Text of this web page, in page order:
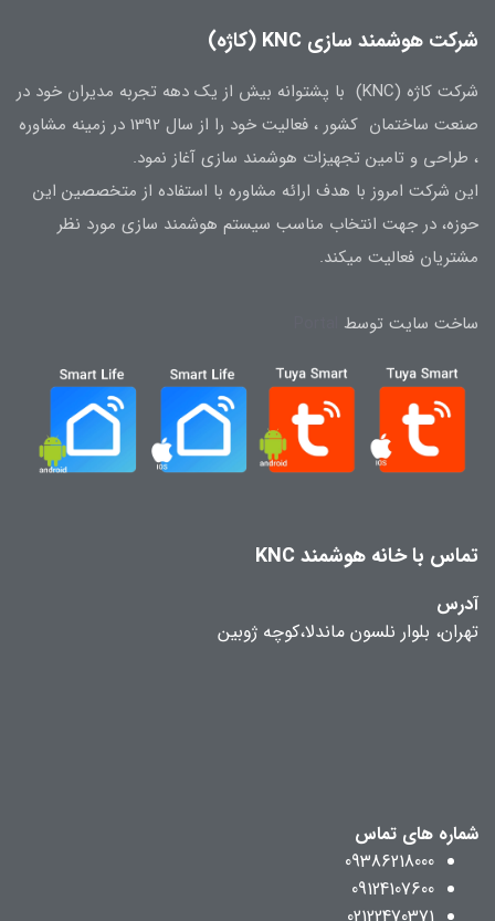
شرکت هوشمند سازی KNC (کاژه)
شرکت کاژه (KNC) با پشتوانه بیش از یک دهه تجربه مدیران خود در
صنعت ساختمان کشور ، فعالیت خود را از سال 1392 در زمینه مشاوره
، طراحی و تامین تجهیزات هوشمند سازی آغاز نمود.
این شرکت امروز با هدف ارائه مشاوره با استفاده از متخصصین این
حوزه، در جهت انتخاب مناسب سیستم هوشمند سازی مورد نظر
مشتریان فعالیت میکند.
ساخت سایت توسط
تماس با خانه هوشمند KNC
آدرس
تهران، بلوار نلسون ماندلا،کوچه ژوبین
شماره های تماس
09386218000
09124107600